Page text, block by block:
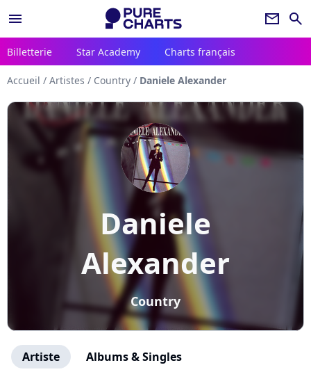
menu newsletter search
Billetterie Star Academy Charts français
Accueil / Artistes / Country / Daniele Alexander
Daniele
Alexander
Country
Artiste Albums & Singles